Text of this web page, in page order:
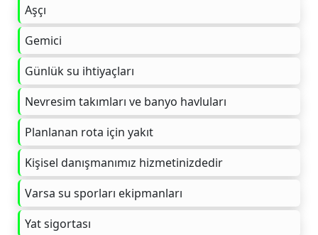
Aşçı
Gemici
Günlük su ihtiyaçları
Nevresim takımları ve banyo havluları
Planlanan rota için yakıt
Kişisel danışmanımız hizmetinizdedir
Varsa su sporları ekipmanları
Yat sigortası